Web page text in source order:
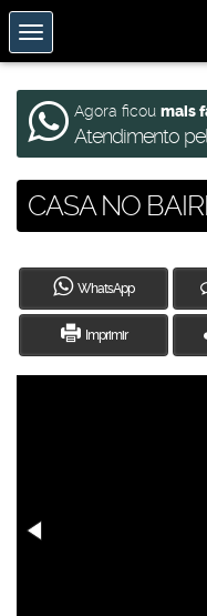
Agora ficou mais
Atendimento
CASA NO
WhatsApp
Imprimir